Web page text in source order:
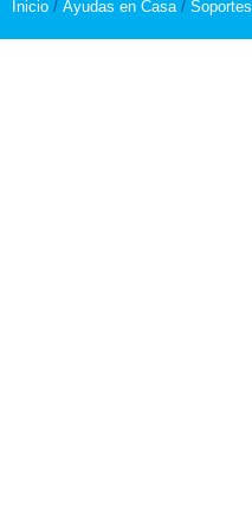
Inicio / Ayudas en Casa / Soportes